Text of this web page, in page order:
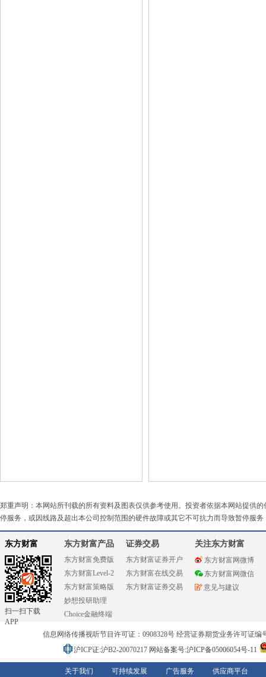
郑重声明：本网站所刊载的所有资料及图表仅供参考使用。投资者依据本网站提供
停服务，或因线路及超出本公司控制范围的硬件故障或其它不可抗力而导致暂停服
东方财富
扫一扫下载
APP
东方财富产品
东方财富免费版
东方财富Level-2
东方财富策略版
妙想投研助理
Choice金融终端
证券交易
东方财富证券开户
东方财富在线交易
东方财富证券交易
关注东方财富
东方财富网微博
东方财富网微信
意见与建议
信息网络传播视听节目许可证：0908328号 经营证券期货业务许可证编
沪ICP证:沪B2-20070217 网站备案号:沪ICP备05006054号-11
关于我们 可持续发展 广告服务 供应商平台